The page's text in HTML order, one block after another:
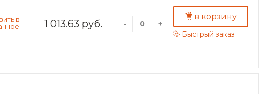
1 013.63 руб. - +
в корзину
Быстрый заказ